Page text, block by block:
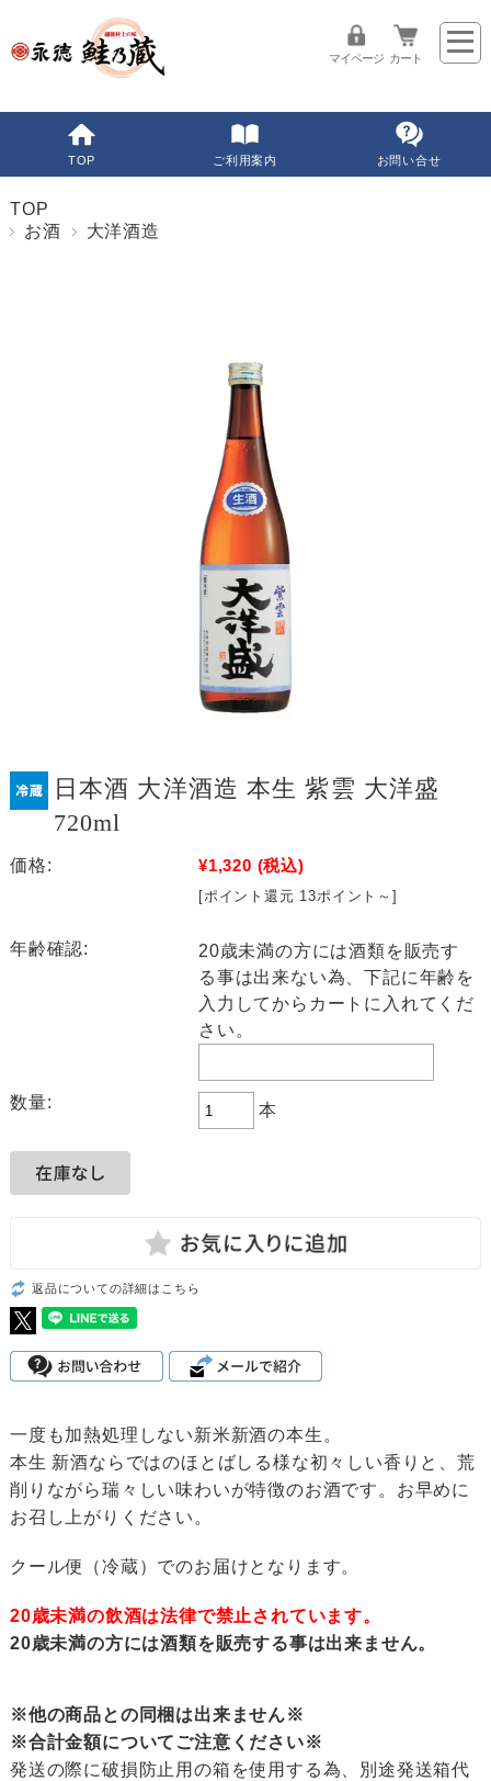
マイページ カート
TOP ご利用案内 お問い合せ
TOP
お酒
大洋酒造
日本酒 大洋酒造 本生 紫雲 大洋盛
720ml
価格: ¥1,320 (税込)
[ポイント還元 13ポイント～]
年齢確認:
20歳未満の方には酒類を販売す
る事は出来ない為、下記に年齢を
入力してからカートに入れてくだ
さい。
数量: 本
返品についての詳細はこちら
一度も加熱処理しない新米新酒の本生。
本生 新酒ならではのほとばしる様な初々しい香りと、荒
削りながら瑞々しい味わいが特徴のお酒です。お早めに
お召し上がりください。
クール便（冷蔵）でのお届けとなります。
20歳未満の飲酒は法律で禁止されています。
20歳未満の方には酒類を販売する事は出来ません。
※他の商品との同梱は出来ません※
※合計金額についてご注意ください※
発送の際に破損防止用の箱を使用する為、別途発送箱代